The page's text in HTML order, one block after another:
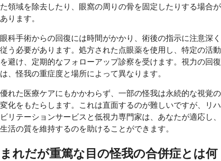
た領域を除去したり、眼窩の周りの骨を固定したりする場合が
あります。
眼科手術からの回復には時間がかかり、術後の指示に注意深く
従う必要があります。処方された点眼薬を使用し、特定の活動
を避け、定期的なフォローアップ診察を受けます。視力の回復
は、怪我の重症度と場所によって異なります。
優れた医療ケアにもかかわらず、一部の怪我は永続的な視覚の
変化をもたらします。これは直面するのが難しいですが、リハ
ビリテーションサービスと低視力専門家は、あなたが適応し、
生活の質を維持するのを助けることができます。
まれだが重篤な目の怪我の合併症とは何